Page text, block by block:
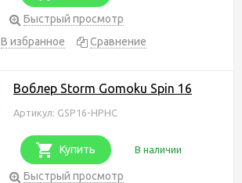
Быстрый просмотр
В избранное
Сравнение
Воблер Storm Gomoku Spin 16
Артикул: GSP16-HPHC
Купить В наличии
Быстрый просмотр